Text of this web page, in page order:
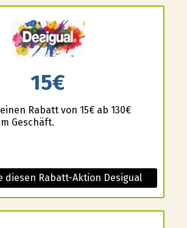
15€
Rabatt von 15€ ab 130€
Geschäft.
diesen Rabatt-Aktion Desigual